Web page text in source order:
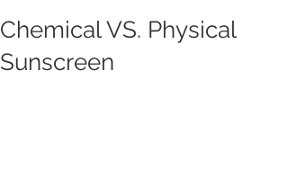
Chemical VS. Physical
Sunscreen